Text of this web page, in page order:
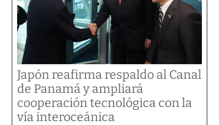
Japón reafirma respaldo al Canal
de Panamá y ampliará
cooperación tecnológica con la
vía interoceánica